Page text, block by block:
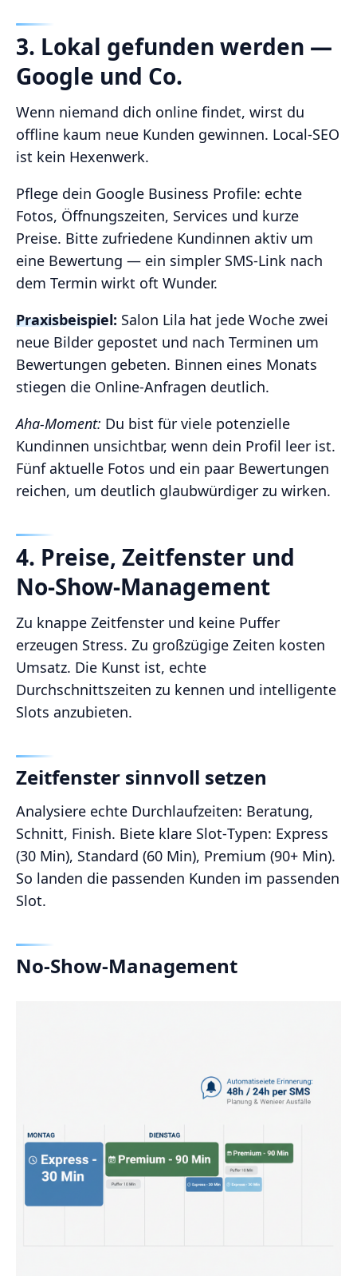
3. Lokal gefunden werden —
Google und Co.
Wenn niemand dich online findet, wirst du
offline kaum neue Kunden gewinnen. Local‑SEO
ist kein Hexenwerk.
Pflege dein Google Business Profile: echte
Fotos, Öffnungszeiten, Services und kurze
Preise. Bitte zufriedene Kundinnen aktiv um
eine Bewertung — ein simpler SMS‑Link nach
dem Termin wirkt oft Wunder.
Praxisbeispiel: Salon Lila hat jede Woche zwei
neue Bilder gepostet und nach Terminen um
Bewertungen gebeten. Binnen eines Monats
stiegen die Online‑Anfragen deutlich.
Aha‑Moment: Du bist für viele potenzielle
Kundinnen unsichtbar, wenn dein Profil leer ist.
Fünf aktuelle Fotos und ein paar Bewertungen
reichen, um deutlich glaubwürdiger zu wirken.
4. Preise, Zeitfenster und
No‑Show‑Management
Zu knappe Zeitfenster und keine Puffer
erzeugen Stress. Zu großzügige Zeiten kosten
Umsatz. Die Kunst ist, echte
Durchschnittszeiten zu kennen und intelligente
Slots anzubieten.
Zeitfenster sinnvoll setzen
Analysiere echte Durchlaufzeiten: Beratung,
Schnitt, Finish. Biete klare Slot‑Typen: Express
(30 Min), Standard (60 Min), Premium (90+ Min).
So landen die passenden Kunden im passenden
Slot.
No‑Show‑Management